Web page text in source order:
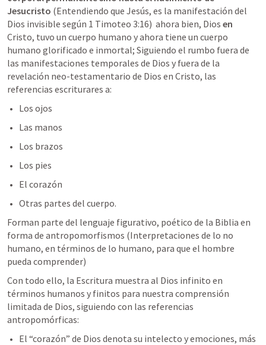
Jesucristo (Entendiendo que Jesús, es la manifestación del
Dios invisible según 1 Timoteo 3:16)  ahora bien, Dios en
Cristo, tuvo un cuerpo humano y ahora tiene un cuerpo
humano glorificado e inmortal; Siguiendo el rumbo fuera de
las manifestaciones temporales de Dios y fuera de la
revelación neo-testamentario de Dios en Cristo, las
referencias escriturares a:
Los ojos
Las manos
Los brazos
Los pies
El corazón
Otras partes del cuerpo.
Forman parte del lenguaje figurativo, poético de la Biblia en
forma de antropomorfismos (Interpretaciones de lo no
humano, en términos de lo humano, para que el hombre
pueda comprender)
Con todo ello, la Escritura muestra al Dios infinito en
términos humanos y finitos para nuestra comprensión
limitada de Dios, siguiendo con las referencias
antropomórficas:
El “corazón” de Dios denota su intelecto y emociones, más